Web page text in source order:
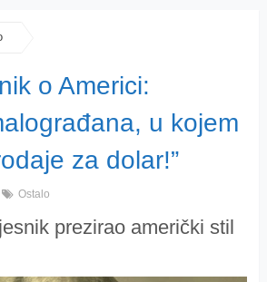
o Americi:
u kojem
za dolar!”
Ostalo
prezirao američki stil